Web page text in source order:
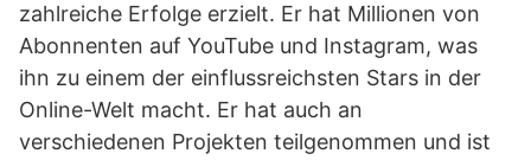
zahlreiche Erfolge erzielt. Er hat Millionen von
Abonnenten auf YouTube und Instagram, was
ihn zu einem der einflussreichsten Stars in der
Online-Welt macht. Er hat auch an
verschiedenen Projekten teilgenommen und ist